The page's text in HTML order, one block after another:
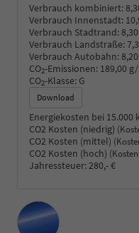
Verbrauch kombiniert:
Verbrauch Innenstadt:
Verbrauch Stadtrand:
Verbrauch Landstraße:
Verbrauch Autobahn:
CO2-Emissionen: 189,00
CO2-Klasse: G
Download
Energiekosten bei 15.000
CO2 Kosten (niedrig)
CO2 Kosten (mittel)
CO2 Kosten (hoch)
Jahressteuer: 280,- €